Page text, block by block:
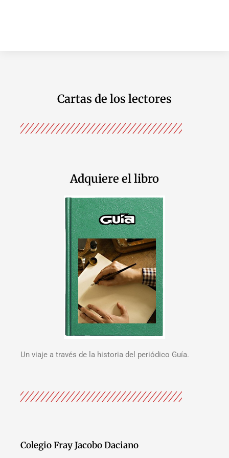
Cartas de los lectores
Adquiere el libro
Un viaje a través de la historia del periódico Guía.
Colegio Fray Jacobo Daciano